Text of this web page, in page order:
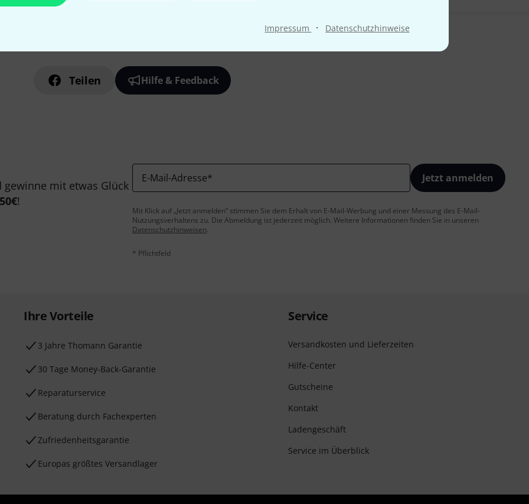
Impressum · Datenschutzhinweise
Teilen Hilfe & Feedback
mit etwas Glück
50€!
E-Mail-Adresse* Jetzt anmelden
Mit Klick auf „Jetzt anmelden“ stimmen Sie dem Erhalt von E-Mail-Werbung und einer Messung des E-Mail-
Nutzungsverhaltens zu. Die Abmeldung ist jederzeit möglich. Weitere Informationen finden Sie in unseren
Datenschutzhinweisen.
* Pflichtfeld
Ihre Vorteile
3 Jahre Thomann Garantie
30 Tage Money-Back-Garantie
Reparaturservice
Beratung durch Fachexperten
Zufriedenheitsgarantie
Europas größtes Versandlager
Service
Versandkosten und Lieferzeiten
Hilfe-Center
Gutscheine
Kontakt
Ladengeschäft
Service im Überblick